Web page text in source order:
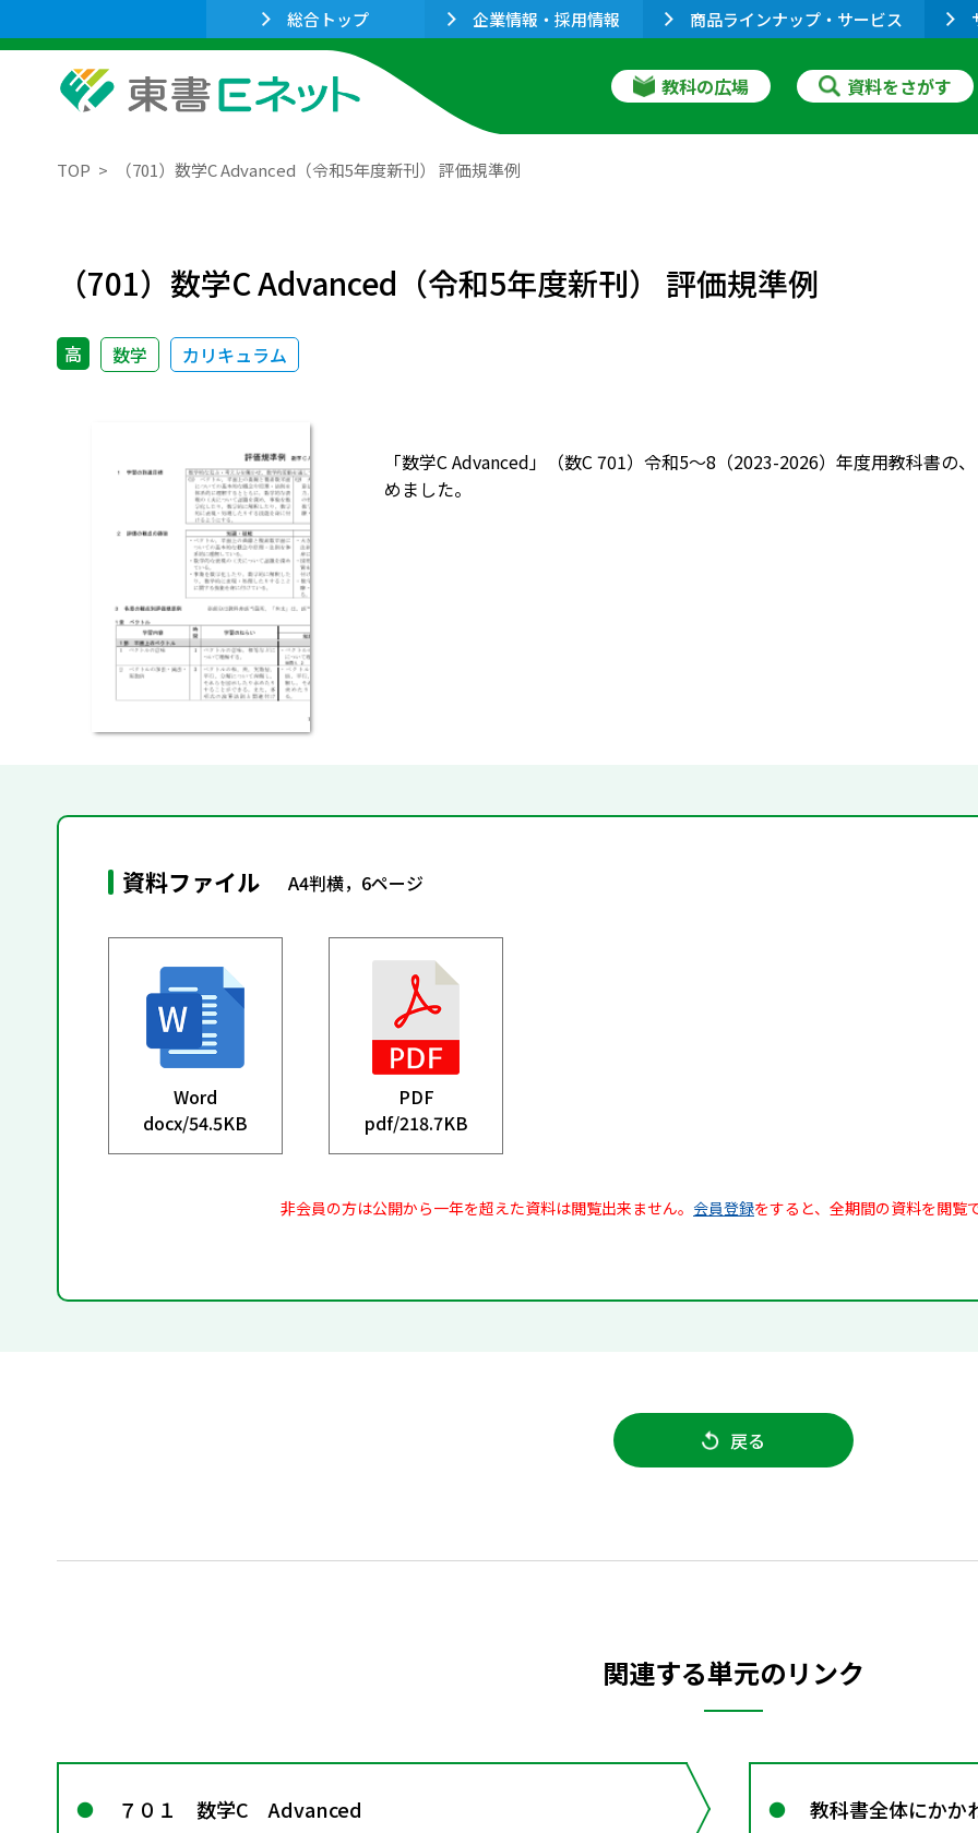
総合トップ 企業情報・採用情報 商品ラインナップ・サービス
教科の広場 資料をさがす
TOP （701）数学C Advanced（令和5年度新刊） 評価規準例
（701）数学C Advanced（令和5年度新刊） 評価規準例
高 数学 カリキュラム
「数学C Advanced」（数C 701）令和5～8（2023-2026）年度用教科書の
めました。
資料ファイル A4判横，6ページ
Word
docx/54.5KB
PDF
pdf/218.7KB
非会員の方は公開から一年を超えた資料は閲覧出来ません。 会員登録をすると、全期間の資料を閲覧
戻る
関連する単元のリンク
７０１ 数学C Advanced 教科書全体にかか